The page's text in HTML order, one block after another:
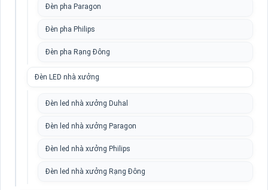
Đèn pha Paragon
Đèn pha Philips
Đèn pha Rạng Đông
Đèn LED nhà xưởng
Đèn led nhà xưởng Duhal
Đèn led nhà xưởng Paragon
Đèn led nhà xưởng Philips
Đèn led nhà xưởng Rạng Đông